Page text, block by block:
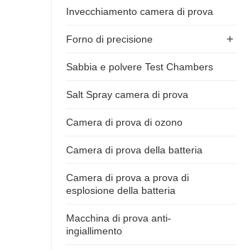
Invecchiamento camera di prova
+
Forno di precisione
Sabbia e polvere Test Chambers
Salt Spray camera di prova
Camera di prova di ozono
Camera di prova della batteria
Camera di prova a prova di
esplosione della batteria
Macchina di prova anti-
ingiallimento